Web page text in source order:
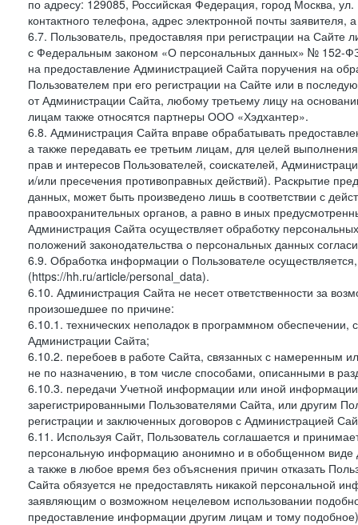
по адресу: 129085, Российская Федерация, город Москва,
контактного телефона, адрес электронной почты
6.7. Пользователь, предоставляя при регистрации на
с Федеральным законом «О персональных данных» № 152-
на предоставление Администрацией Сайта поручения на
Пользователем при его регистрации на Сайте или в
от Администрации Сайта, любому третьему лицу на
лицам также относятся партнеры ООО «Хэдхантер».
6.8. Администрация Сайта вправе обрабатывать
а также передавать ее третьим лицам, для целей
прав и интересов Пользователей, соискателей,
и/или пресечения противоправных действий). Раскрытие
данных, может быть произведено лишь в соответствии с
правоохранительных органов, а равно в иных
Администрация Сайта осуществляет обработку
положений законодательства о персональных данных
6.9. Обработка информации о Пользователе
(https://hh.ru/article/personal_data).
6.10. Администрация Сайта не несет ответственности за
произошедшее по причине:
6.10.1. технических неполадок в программном
Администрации Сайта;
6.10.2. перебоев в работе Сайта, связанных с намеренным
не по назначению, в том числе способами, описанными в
6.10.3. передачи Учетной информации или иной
зарегистрированными Пользователями Сайта, или другим
регистрации и заключенных договоров с Администрацией
6.11. Используя Сайт, Пользователь соглашается и
персональную информацию анонимно и в обобщенном виде
а также в любое время без объяснения причин отказать
Сайта обязуется не предоставлять никакой персональной
заявляющим о возможном нецелевом использовании
предоставление информации другим лицам и тому